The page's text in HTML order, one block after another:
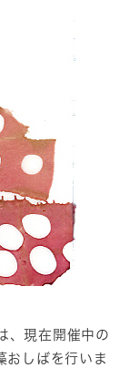
現在開催中の
おしばを行いま